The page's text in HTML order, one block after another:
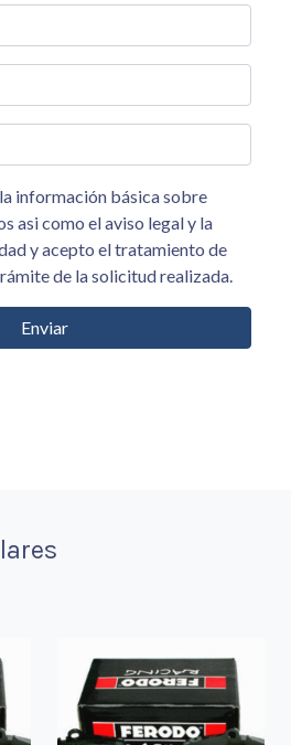
la
de
de la solicitud realizada.
Enviar